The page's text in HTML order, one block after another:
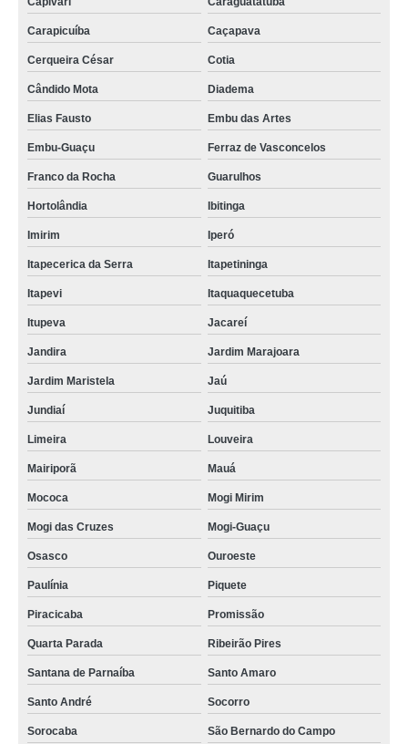
Carapicuíba Caçapava
Cerqueira César Cotia
Cândido Mota Diadema
Elias Fausto Embu das Artes
Embu-Guaçu Ferraz de Vasconcelos
Franco da Rocha Guarulhos
Hortolândia Ibitinga
Imirim Iperó
Itapecerica da Serra Itapetininga
Itapevi Itaquaquecetuba
Itupeva Jacareí
Jandira Jardim Marajoara
Jardim Maristela Jaú
Jundiaí Juquitiba
Limeira Louveira
Mairiporã Mauá
Mococa Mogi Mirim
Mogi das Cruzes Mogi-Guaçu
Osasco Ouroeste
Paulínia Piquete
Piracicaba Promissão
Quarta Parada Ribeirão Pires
Santana de Parnaíba Santo Amaro
Santo André Socorro
Sorocaba São Bernardo do Campo